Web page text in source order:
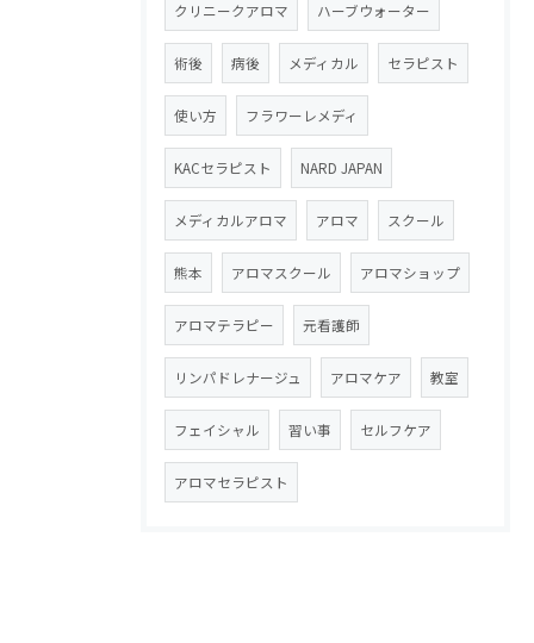
クリニークアロマ ハーブウォーター
術後 病後 メディカル セラピスト
使い方 フラワーレメディ
KACセラピスト NARD JAPAN
メディカルアロマ アロマ スクール
熊本 アロマスクール アロマショップ
アロマテラピー 元看護師
リンパドレナージュ アロマケア 教室
フェイシャル 習い事 セルフケア
アロマセラピスト